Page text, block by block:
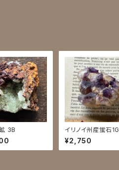
3B イリノイ州産蛍石1G
¥2,750